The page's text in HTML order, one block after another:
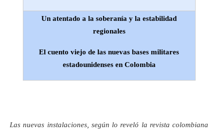
Un atentado a la soberanía y la estabilidad
regionales
El cuento viejo de las nuevas bases militares
estadounidenses en Colombia
Las nuevas instalaciones, según lo reveló la revista colombiana